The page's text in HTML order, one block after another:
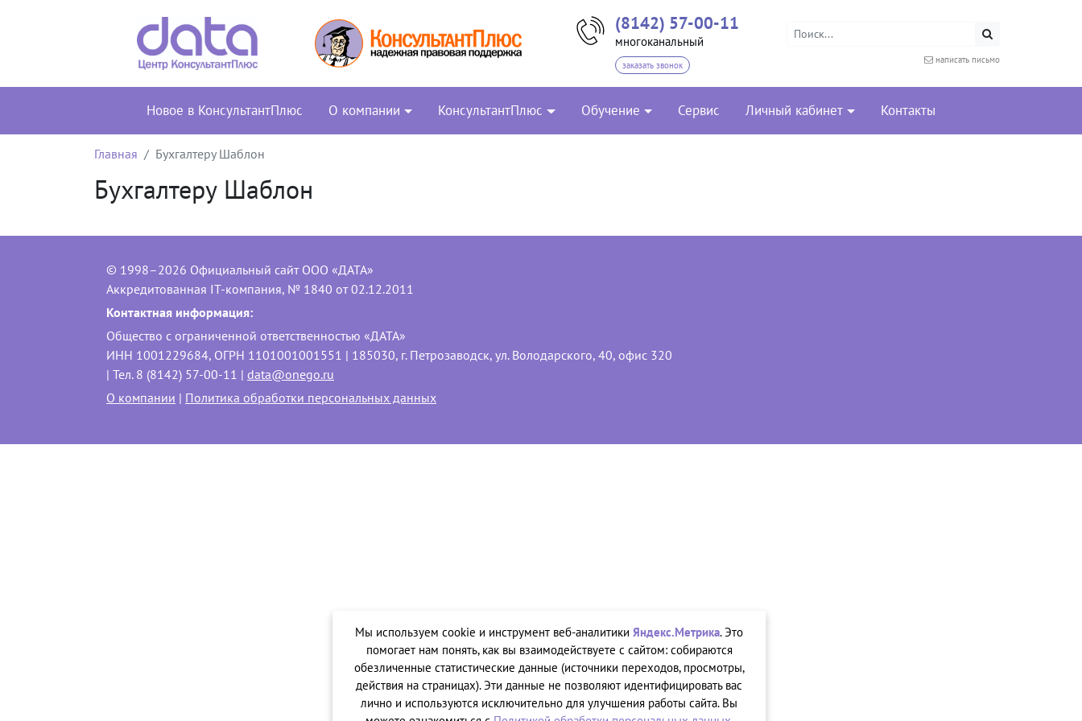
(8142) 57-00-11
многоканальный
заказать звонок
написать письмо
Новое в КонсультантПлюс О компании КонсультантПлюс Обучение Сервис Личный кабинет Контакты
Главная Бухгалтеру Шаблон
Бухгалтеру Шаблон
© 1998–2026 Официальный сайт ООО «ДАТА»
Аккредитованная IT-компания, № 1840 от 02.12.2011
Контактная информация:
Общество с ограниченной ответственностью «ДАТА»
ИНН 1001229684, ОГРН 1101001001551 | 185030, г. Петрозаводск, ул. Володарского, 40, офис 320
| Тел. 8 (8142) 57-00-11 | data@onego.ru
О компании | Политика обработки персональных данных
Мы используем cookie и инструмент веб-аналитики Яндекс.Метрика. Это
помогает нам понять, как вы взаимодействуете с сайтом: собираются
обезличенные статистические данные (источники переходов, просмотры,
действия на страницах). Эти данные не позволяют идентифицировать вас
лично и используются исключительно для улучшения работы сайта. Вы